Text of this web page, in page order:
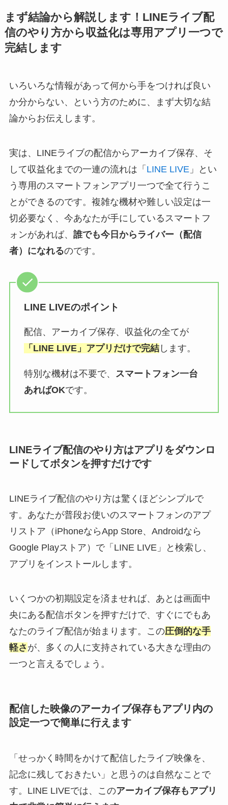
まず結論から解説します！LINEライブ配
信のやり方から収益化は専用アプリ一つで
完結します
いろいろな情報があって何から手をつければ良い
か分からない、という方のために、まず大切な結
論からお伝えします。
実は、LINEライブの配信からアーカイブ保存、そ
して収益化までの一連の流れは「 LINE LIVE 」とい
う専用のスマートフォンアプリ一つで全て行うこ
とができるのです。複雑な機材や難しい設定は一
切必要なく、今あなたが手にしているスマートフ
ォンがあれば、 誰でも今日からライバー（配信
者）になれるのです。
LINE LIVEのポイント
配信、アーカイブ保存、収益化の全てが
「LINE LIVE」アプリだけで完結します。
特別な機材は不要で、 スマートフォン一台
あればOKです。
LINEライブ配信のやり方はアプリをダウンロ
ードしてボタンを押すだけです
LINEライブ配信のやり方は驚くほどシンプルで
す。あなたが普段お使いのスマートフォンのアプ
リストア（iPhoneならApp Store、Androidなら
Google Playストア）で「LINE LIVE」と検索し、
アプリをインストールします。
いくつかの初期設定を済ませれば、あとは画面中
央にある配信ボタンを押すだけで、すぐにでもあ
なたのライブ配信が始まります。この圧倒的な手
軽さ が、多くの人に支持されている大きな理由の
一つと言えるでしょう。
配信した映像のアーカイブ保存もアプリ内の
設定一つで簡単に行えます
「せっかく時間をかけて配信したライブ映像を、
記念に残しておきたい」と思うのは自然なことで
す。LINE LIVEでは、このアーカイブ保存もアプリ